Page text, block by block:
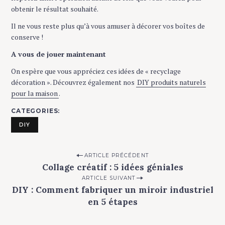
obtenir le résultat souhaité.
Il ne vous reste plus qu’à vous amuser à décorer vos boîtes de
conserve !
A vous de jouer maintenant
On espère que vous appréciez ces idées de « recyclage
décoration ». Découvrez également nos DIY produits naturels
pour la maison.
CATEGORIES
DIY
s
ARTICLE PRÉCÉDENT
Collage créatif : 5 idées géniales
ARTICLE SUIVANT
DIY : Comment fabriquer un miroir industriel
en 5 étapes